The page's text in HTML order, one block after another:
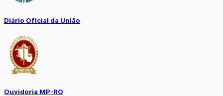
Diário Oficial da União
Ouvidoria MP-RO